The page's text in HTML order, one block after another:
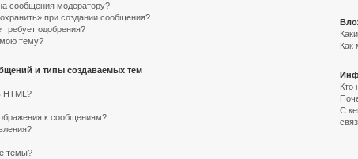
сообщения модератору?
при создании сообщения?
одобрения?
мою тему?
и типы создаваемых тем
HTML?
к сообщениям?
темы?
Как
Кто
С